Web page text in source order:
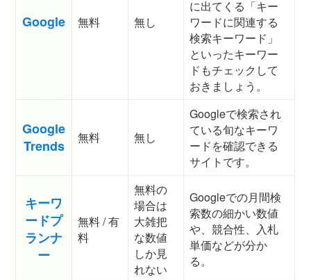
Google 無料 無し
に出てくる「キー
ワードに関連する
検索キーワード」
といったキーワー
ドもチェックして
おきましょう。
Google
Trends
無料 無し
Googleで検索され
ている旬なキーワ
ードを確認できる
サイトです。
キーワ
ードプ
ランナ
ー
無料 / 有
料
無料の
場合は
大雑把
な数値
しか見
れない
Googleでの月間検
索数の細かい数値
や、競合性、入札
単価などが分か
る。